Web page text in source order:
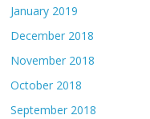
January 2019
December 2018
November 2018
October 2018
September 2018